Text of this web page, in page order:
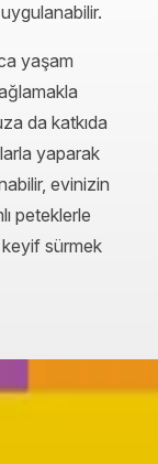
yaşam
da katkıda
yaparak
evinizin
peteklerle
keyif sürmek